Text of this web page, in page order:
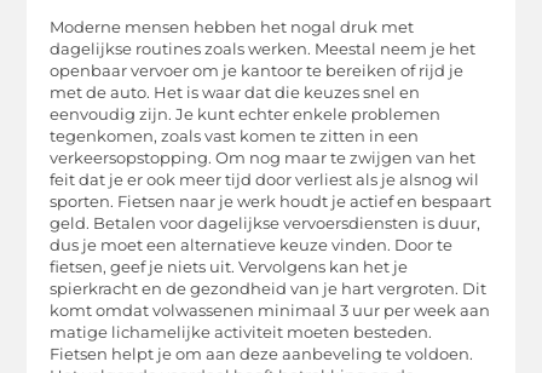
Moderne mensen hebben het nogal druk met
dagelijkse routines zoals werken. Meestal neem je het
openbaar vervoer om je kantoor te bereiken of rijd je
met de auto. Het is waar dat die keuzes snel en
eenvoudig zijn. Je kunt echter enkele problemen
tegenkomen, zoals vast komen te zitten in een
verkeersopstopping. Om nog maar te zwijgen van het
feit dat je er ook meer tijd door verliest als je alsnog wil
sporten. Fietsen naar je werk houdt je actief en bespaart
geld. Betalen voor dagelijkse vervoersdiensten is duur,
dus je moet een alternatieve keuze vinden. Door te
fietsen, geef je niets uit. Vervolgens kan het je
spierkracht en de gezondheid van je hart vergroten. Dit
komt omdat volwassenen minimaal 3 uur per week aan
matige lichamelijke activiteit moeten besteden.
Fietsen helpt je om aan deze aanbeveling te voldoen.